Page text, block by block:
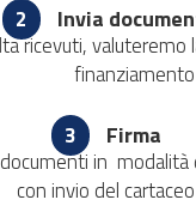
2
Invia
ricevuti, valuteremo
finanziamento
3
Firma
in modalità
con invio del